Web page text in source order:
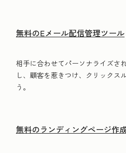
無料のEメール配信管理ツール
相手に合わせてパーソナライズさ
し、顧客を惹きつけ、クリックス
う。
無料のランディングページ作